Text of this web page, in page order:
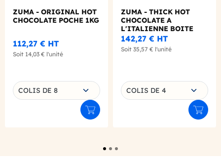
ZUMA - ORIGINAL HOT
CHOCOLATE POCHE 1KG
112,27 € HT
Soit 14,03 € l'unité
Choisissez une déclinaison
COLIS DE 8
Ajouter au panier
ZUMA - THICK HOT
CHOCOLATE A
L'ITALIENNE BOITE
2KG
142,27 € HT
Soit 35,57 € l'unité
Choisissez une déclinaison
COLIS DE 4